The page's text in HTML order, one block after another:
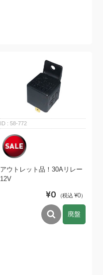
58-772
アウトレット品！30Aリレー
12V
¥0 （税込 ¥0）
廃盤